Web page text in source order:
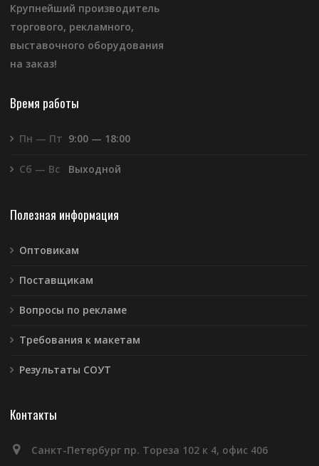
Крупнейший производитель
торгового, рекламного,
выставочного оборудования
на заказ!
Время работы
Пн — Пт 9:00 — 18:00
Сб — Вс Выходной
Полезная информация
Оптовикам
Поставщикам
Вопросы по рекламе
Требования к макетам
Результаты СОУТ
Контакты
Санкт-Петербург пр. Тореза 102 к 4, офис 406